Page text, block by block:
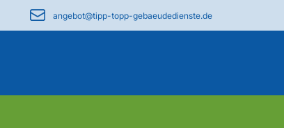
angebot@tipp-topp-gebaeudedienste.de